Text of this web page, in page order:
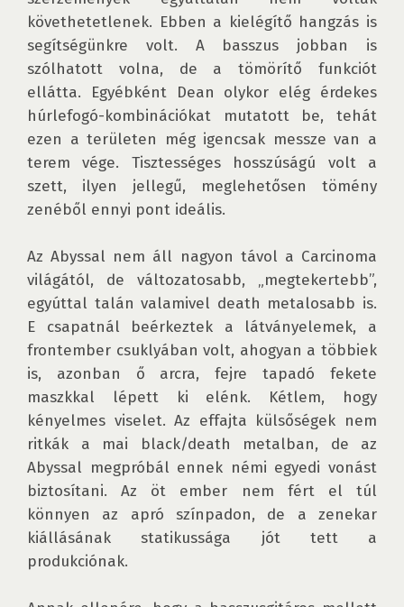
követhetetlenek. Ebben a kielégítő hangzás is
segítségünkre volt. A basszus jobban is
szólhatott volna, de a tömörítő funkciót
ellátta. Egyébként Dean olykor elég érdekes
húrlefogó-kombinációkat mutatott be, tehát
ezen a területen még igencsak messze van a
terem vége. Tisztességes hosszúságú volt a
szett, ilyen jellegű, meglehetősen tömény
zenéből ennyi pont ideális.
Az Abyssal nem áll nagyon távol a Carcinoma
világától, de változatosabb, „megtekertebb”,
egyúttal talán valamivel death metalosabb is.
E csapatnál beérkeztek a látványelemek, a
frontember csuklyában volt, ahogyan a többiek
is, azonban ő arcra, fejre tapadó fekete
maszkkal lépett ki elénk. Kétlem, hogy
kényelmes viselet. Az effajta külsőségek nem
ritkák a mai black/death metalban, de az
Abyssal megpróbál ennek némi egyedi vonást
biztosítani. Az öt ember nem fért el túl
könnyen az apró színpadon, de a zenekar
kiállásának statikussága jót tett a
produkciónak.